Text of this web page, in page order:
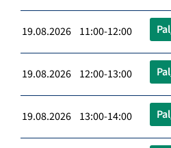
19.08.2026 11:00-12:00
19.08.2026 12:00-13:00
19.08.2026 13:00-14:00